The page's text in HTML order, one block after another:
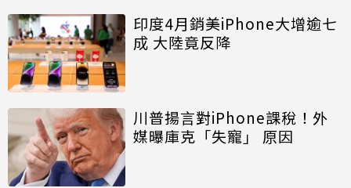
印度4月銷美iPhone大增逾七
成 大陸竟反降
川普揚言對iPhone課稅！外
媒曝庫克「失寵」 原因